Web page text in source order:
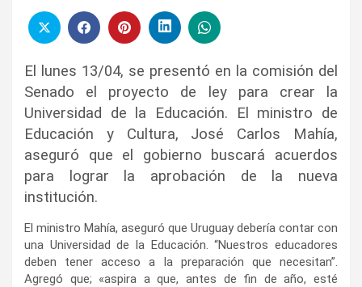
El lunes 13/04, se presentó en la comisión del
Senado el proyecto de ley para crear la
Universidad de la Educación. El ministro de
Educación y Cultura, José Carlos Mahía,
aseguró que el gobierno buscará acuerdos
para lograr la aprobación de la nueva
institución.
El ministro Mahía, aseguró que Uruguay debería contar con
una Universidad de la Educación. “Nuestros educadores
deben tener acceso a la preparación que necesitan”.
Agregó que; «aspira a que, antes de fin de año, esté